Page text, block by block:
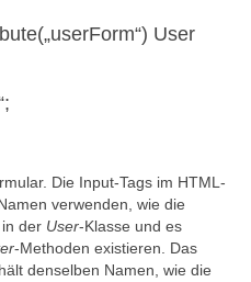
User
Die Input-Tags im HTML-
verwenden, wie die
der User-Klasse und es
-Methoden existieren. Das
denselben Namen, wie die